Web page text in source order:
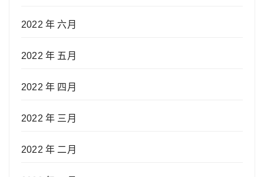
2022 年 六月
2022 年 五月
2022 年 四月
2022 年 三月
2022 年 二月